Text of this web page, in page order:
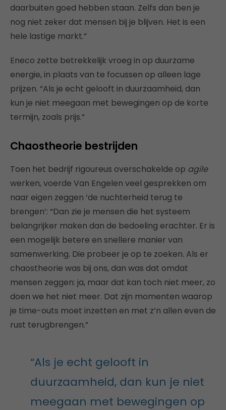
daarbuiten goed hebben staan. Zelfs dan ben je
nog niet zeker dat mensen bij je blijven. Het is een
hele lastige markt.”
Eneco zette betrekkelijk vroeg in op duurzame
energie, in plaats van te focussen op alleen lage
prijzen. “Als je echt gelooft in duurzaamheid, dan
kun je niet meegaan met bewegingen op de korte
termijn, zoals prijs.”
Chaostheorie bestrijden
Toen het bedrijf rigoureus overschakelde op agile
werken, voerde Van Engelen veel gesprekken om
naar eigen zeggen ‘de nuchterheid terug te
brengen’: “Dan zie je mensen die het systeem
belangrijker maken dan de bedoeling erachter. Er is
een mogelijk betere en snellere manier van
samenwerking. Die probeer je op te zoeken. Als er
chaostheorie was bij ons, dan was dat omdat
mensen zeggen: ja, maar dat kan toch niet meer, zo
doen we het niet meer. Dat zijn momenten waarop
je time-outs moet inzetten en met z’n allen even de
rust terugbrengen.”
“Als je echt gelooft in
duurzaamheid, dan kun je niet
meegaan met bewegingen op